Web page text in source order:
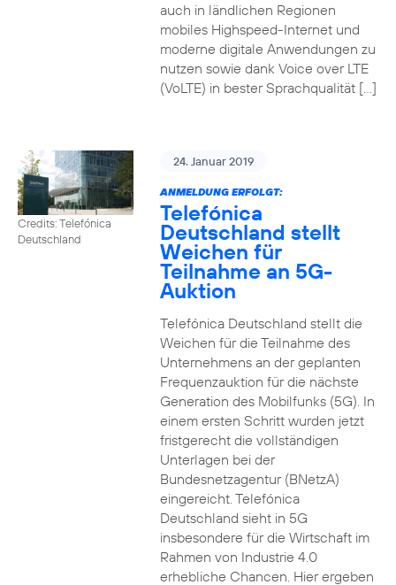
auch in ländlichen Regionen
mobiles Highspeed-Internet und
moderne digitale Anwendungen zu
nutzen sowie dank Voice over LTE
(VoLTE) in bester Sprachqualität […]
Credits: Telefónica
Deutschland
24. Januar 2019
ANMELDUNG ERFOLGT:
Telefónica
Deutschland stellt
Weichen für
Teilnahme an 5G-
Auktion
Telefónica Deutschland stellt die
Weichen für die Teilnahme des
Unternehmens an der geplanten
Frequenzauktion für die nächste
Generation des Mobilfunks (5G). In
einem ersten Schritt wurden jetzt
fristgerecht die vollständigen
Unterlagen bei der
Bundesnetzagentur (BNetzA)
eingereicht. Telefónica
Deutschland sieht in 5G
insbesondere für die Wirtschaft im
Rahmen von Industrie 4.0
erhebliche Chancen. Hier ergeben